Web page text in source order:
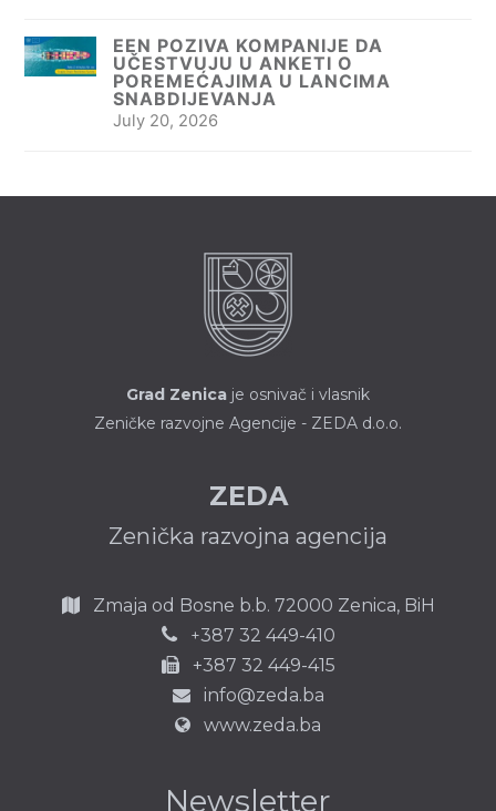
EEN POZIVA KOMPANIJE DA
UČESTVUJU U ANKETI O
POREMEĆAJIMA U LANCIMA
SNABDIJEVANJA
July 20, 2026
Grad Zenica je osnivač i vlasnik
Zeničke razvojne Agencije - ZEDA d.o.o.
ZEDA
Zenička razvojna agencija
Zmaja od Bosne b.b. 72000 Zenica, BiH
+387 32 449-410
+387 32 449-415
info@zeda.ba
www.zeda.ba
Newsletter